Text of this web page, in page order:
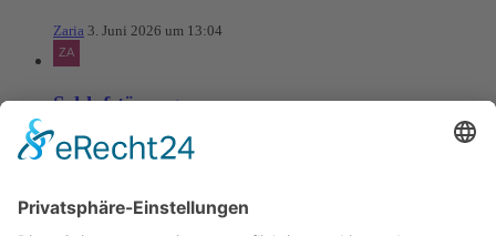
Zaria 3. Juni 2026 um 13:04
Schlafstörungen
Zaria 3. Juni 2026 um 13:03
Ms word to PDF